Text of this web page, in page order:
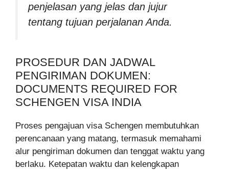
penjelasan yang jelas dan jujur ​​
tentang tujuan perjalanan Anda.
PROSEDUR DAN JADWAL
PENGIRIMAN DOKUMEN:
DOCUMENTS REQUIRED FOR
SCHENGEN VISA INDIA
Proses pengajuan visa Schengen membutuhkan
perencanaan yang matang, termasuk memahami
alur pengiriman dokumen dan tenggat waktu yang
berlaku. Ketepatan waktu dan kelengkapan